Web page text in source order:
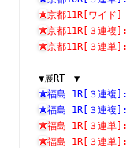
京都11R[ワイド
京都11R[３連複
京都11R[３連単
▼展RT　▼
福島 1R[３連
福島 1R[３連
福島 1R[３連
福島 1R[３連